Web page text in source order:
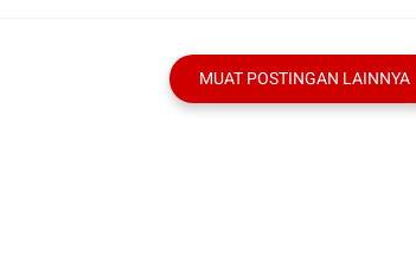
MUAT POSTINGAN LAINNYA